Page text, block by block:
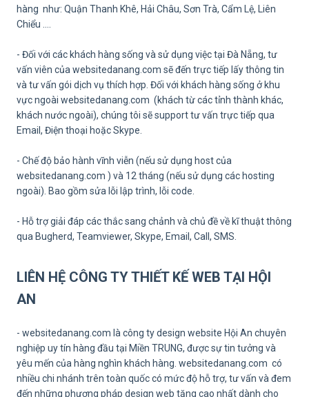
hàng như: Quận Thanh Khê, Hải Châu, Sơn Trà, Cẩm Lệ, Liên
Chiểu ....
- Đối với các khách hàng sống và sử dụng việc tại Đà Nẵng, tư
vấn viên của websitedanang.com sẽ đến trực tiếp lấy thông tin
và tư vấn gói dịch vụ thích hợp. Đối với khách hàng sống ở khu
vực ngoài websitedanang.com (khách từ các tỉnh thành khác,
khách nước ngoài), chúng tôi sẽ support tư vấn trực tiếp qua
Email, Điện thoại hoặc Skype.
- Chế độ bảo hành vĩnh viễn (nếu sử dụng host của
websitedanang.com ) và 12 tháng (nếu sử dụng các hosting
ngoài). Bao gồm sửa lỗi lập trình, lỗi code.
- Hỗ trợ giải đáp các thắc sang chảnh và chủ đề về kĩ thuật thông
qua Bugherd, Teamviewer, Skype, Email, Call, SMS.
LIÊN HỆ CÔNG TY THIẾT KẾ WEB TẠI HỘI
AN
- websitedanang.com là công ty design website Hội An chuyên
nghiệp uy tín hàng đầu tại Miền TRUNG, được sự tin tưởng và
yêu mến của hàng nghìn khách hàng. websitedanang.com có
nhiều chi nhánh trên toàn quốc có mức độ hỗ trợ, tư vấn và đem
đến những phương pháp design web tăng cao nhất dành cho